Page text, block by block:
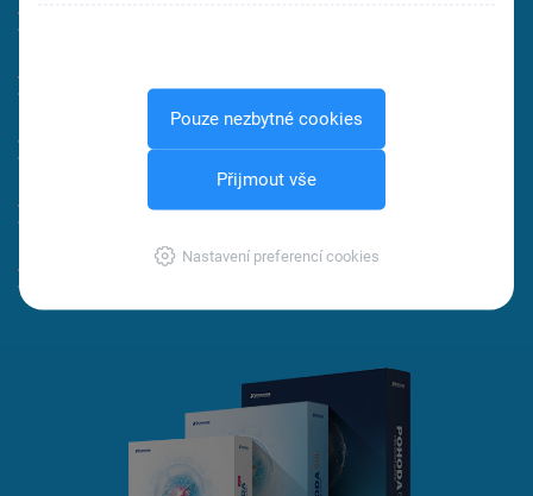
Pouze nezbytné cookies
Přijmout vše
Nastavení preferencí cookies
Kasa pro maloobchodní prodej
Souběžná práce více uživatelů v síti
Vyšší řady pro větší bezpečí vašich dat